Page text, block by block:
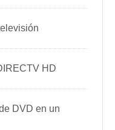
HD
DVD en un